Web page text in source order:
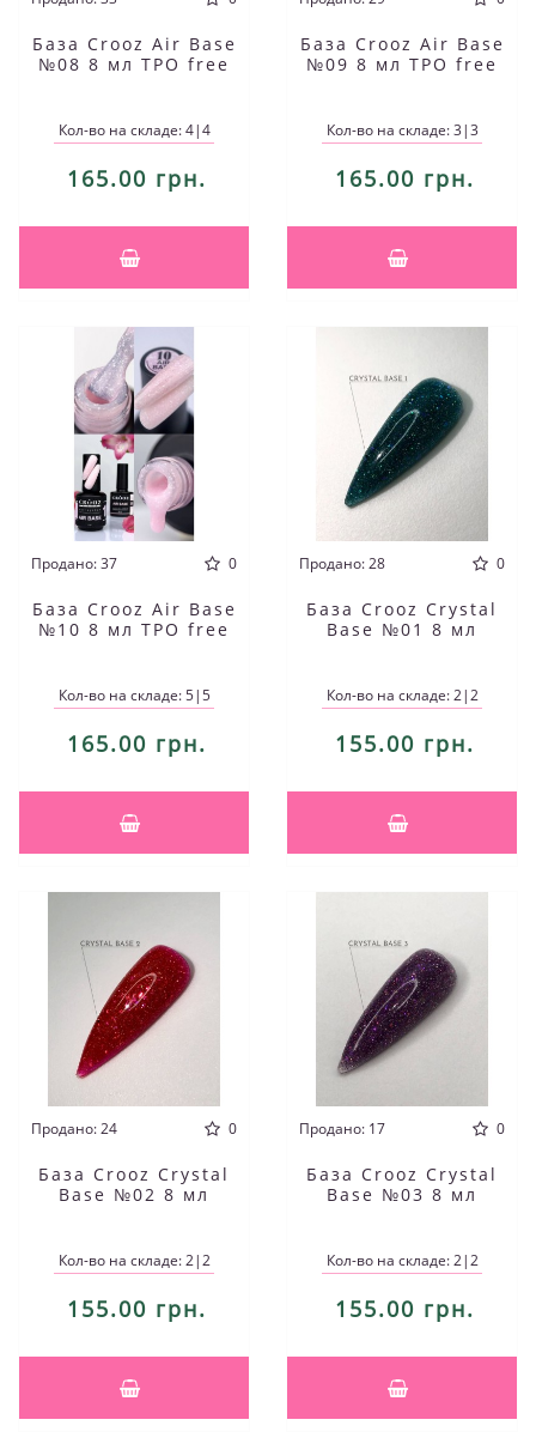
База Crooz Air Base
№08 8 мл TPO free
Кол-во на складе: 4|4
165.00 грн.
База Crooz Air Base
№09 8 мл TPO free
Кол-во на складе: 3|3
165.00 грн.
Продано: 37 0
База Crooz Air Base
№10 8 мл TPO free
Кол-во на складе: 5|5
165.00 грн.
Продано: 28 0
База Crooz Crystal
Base №01 8 мл
Кол-во на складе: 2|2
155.00 грн.
Продано: 24 0
База Crooz Crystal
Base №02 8 мл
Кол-во на складе: 2|2
155.00 грн.
Продано: 17 0
База Crooz Crystal
Base №03 8 мл
Кол-во на складе: 2|2
155.00 грн.